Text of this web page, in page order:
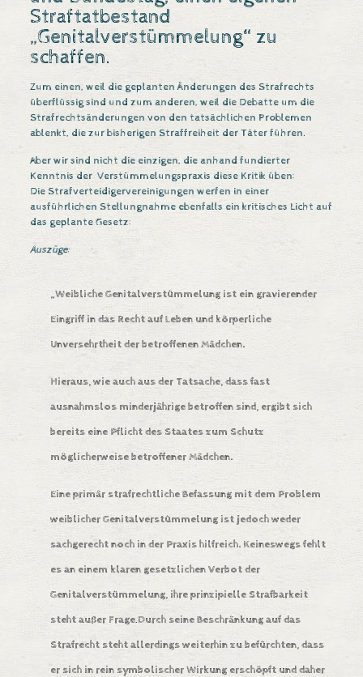
Straftatbestand
„Genitalverstümmelung“ zu
schaffen.
Zum einen, weil die geplanten Änderungen des Strafrechts
überflüssigsind und zum anderen, weil die Debatte um die
Strafrechtsänderungen von den tatsächlichen Problemen
ablenkt, die zur bisherigen Straffreiheit der Täter führen.
Aber wir sind nicht die einzigen, die anhand fundierter
Kenntnis der Verstümmelungspraxis diese Kritik üben:
Die Strafverteidigervereinigungen werfen in einer
ausführlichen Stellungnahmeebenfalls ein kritisches Licht auf
das geplante Gesetz:
Auszüge:
„Weibliche Genitalverstümmelung ist ein gravierender
Eingriff in das Recht auf Leben und körperliche
Unversehrtheit der betroffenen Mädchen.
Hieraus, wie auch aus der Tatsache, dass fast
ausnahmslos minderjährige betroffen sind, ergibt sich
bereits eine Pflicht des Staates zum Schutz
möglicherweise betroffener Mädchen.
Eine primär strafrechtliche Befassung mit dem Problem
weiblicher Genitalverstümmelung ist jedoch weder
sachgerecht noch in der Praxis hilfreich. Keineswegs fehlt
es an einem klaren gesetzlichen Verbot der
Genitalverstümmelung, ihre prinzipielle Strafbarkeit
steht außer Frage. Durch seine Beschränkung auf das
Strafrecht steht allerdings weiterhin zu befürchten, dass
er sich in rein symbolischer Wirkung erschöpft und daher